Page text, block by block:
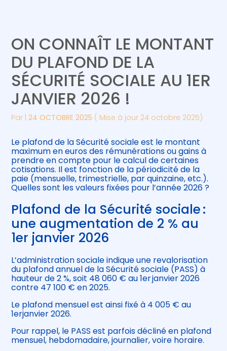
Gérer votre quotidien
Piloter votre entreprise
Développer votre entreprise
Être prêt pour la facturation
électronique
Suivre votre comptabilité
Gérer vos ressources humaines
ON CONNAÎT LE MONTANT
DU PLAFOND DE LA
SÉCURITÉ SOCIALE AU 1ER
JANVIER 2026 !
Par |24 OCTOBRE 2025 ( Mise à jour 24 octobre 2025)
Le plafond de la Sécurité sociale est le montant
maximum en euros des rémunérations ou gains à
prendre en compte pour le calcul de certaines
cotisations. Il est fonction de la périodicité de la
paie (mensuelle, trimestrielle, par quinzaine, etc.).
Quelles sont les valeurs fixées pour l’année 2026 ?
Plafond de la Sécurité sociale :
une augmentation de 2 % au
1er janvier 2026
L’administration sociale indique une revalorisation
du plafond annuel de la Sécurité sociale (PASS) à
hauteur de 2 %, soit 48 060 € au 1er janvier 2026
contre 47 100 € en 2025.
Le plafond mensuel est ainsi fixé à 4 005 € au
1erjanvier 2026.
Pour rappel, le PASS est parfois décliné en plafond
mensuel, hebdomadaire, journalier, voire horaire.